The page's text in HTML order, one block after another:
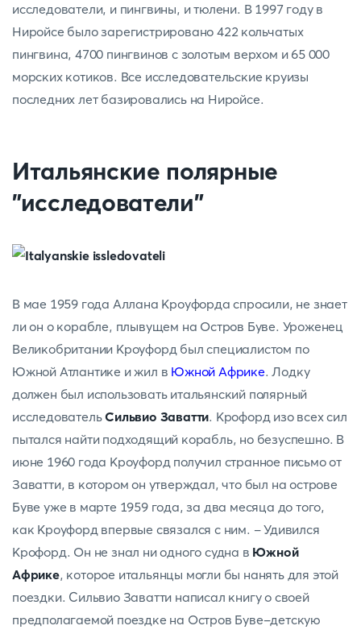
исследователи, и пингвины, и тюлени. В 1997 году в
Ниройсе было зарегистрировано 422 кольчатых
пингвина, 4700 пингвинов с золотым верхом и 65 000
морских котиков. Все исследовательские круизы
последних лет базировались на Ниройсе.
Итальянские полярные
"исследователи"
В мае 1959 года Аллана Кроуфорда спросили, не знает
ли он о корабле, плывущем на Остров Буве. Уроженец
Великобритании Кроуфорд был специалистом по
Южной Атлантике и жил в Южной Африке. Лодку
должен был использовать итальянский полярный
исследовательСильвио Заватти. Крофорд изо всех сил
пытался найти подходящий корабль, но безуспешно. В
июне 1960 года Кроуфорд получил странное письмо от
Заватти, в котором он утверждал, что был на острове
Буве уже в марте 1959 года, за два месяца до того,
как Кроуфорд впервые связался с ним. - Удивился
Крофорд. Он не знал ни одного судна в Южной
Африке, которое итальянцы могли бы нанять для этой
поездки. Сильвио Заватти написал книгу о своей
предполагаемой поездке на Остров Буве-детскую